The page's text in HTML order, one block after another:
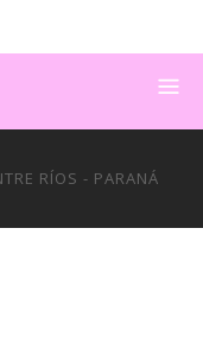
RÍOS - PARANÁ